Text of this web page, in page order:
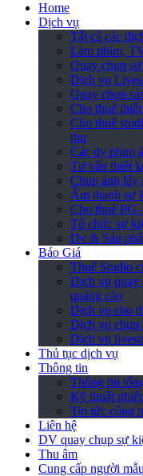
Home
Dịch vụ
Tất cả các
Làm phim,
Quay chụp
Dịch vụ
Quay chụp
Cho thuê
Cho thuê
thu
Các dv phim
Tư vấn thiết
Chụp ảnh lấy
Âm thanh sự
Cho thuê PG
Tổ chức sự
Dv & Sản
Báo Giá
Thuê Studio
Dịch vụ quay
quảng cáo
Dịch vụ cho
Dịch vụ chụp
Dịch vụ
Thủ tục dịch vụ
Thông tin
Thông tin
Kỹ thuật
Tin tức công
Liên hệ
DV quay chụp sự
Thu âm
Cung cấp người mẫu